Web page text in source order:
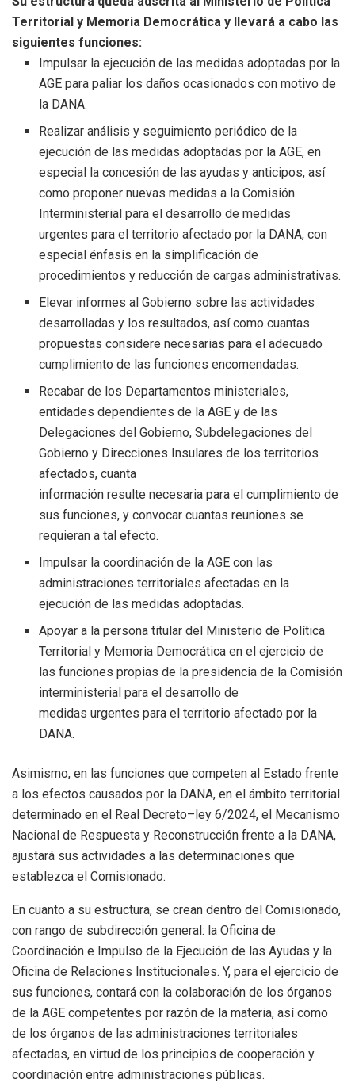
Territorial y Memoria Democrática y llevará a cabo las
siguientes funciones:
Impulsar la ejecución de las medidas adoptadas por la
AGE para paliar los daños ocasionados con motivo de
la DANA.
Realizar análisis y seguimiento periódico de la
ejecución de las medidas adoptadas por la AGE, en
especial la concesión de las ayudas y anticipos, así
como proponer nuevas medidas a la Comisión
Interministerial para el desarrollo de medidas
urgentes para el territorio afectado por la DANA, con
especial énfasis en la simplificación de
procedimientos y reducción de cargas administrativas.
Elevar informes al Gobierno sobre las actividades
desarrolladas y los resultados, así como cuantas
propuestas considere necesarias para el adecuado
cumplimiento de las funciones encomendadas.
Recabar de los Departamentos ministeriales,
entidades dependientes de la AGE y de las
Delegaciones del Gobierno, Subdelegaciones del
Gobierno y Direcciones Insulares de los territorios
afectados, cuanta
información resulte necesaria para el cumplimiento de
sus funciones, y convocar cuantas reuniones se
requieran a tal efecto.
Impulsar la coordinación de la AGE con las
administraciones territoriales afectadas en la
ejecución de las medidas adoptadas.
Apoyar a la persona titular del Ministerio de Política
Territorial y Memoria Democrática en el ejercicio de
las funciones propias de la presidencia de la Comisión
interministerial para el desarrollo de
medidas urgentes para el territorio afectado por la
DANA.
Asimismo, en las funciones que competen al Estado frente
a los efectos causados por la DANA, en el ámbito territorial
determinado en el Real Decreto–ley 6/2024, el Mecanismo
Nacional de Respuesta y Reconstrucción frente a la DANA,
ajustará sus actividades a las determinaciones que
establezca el Comisionado.
En cuanto a su estructura, se crean dentro del Comisionado,
con rango de subdirección general: la Oficina de
Coordinación e Impulso de la Ejecución de las Ayudas y la
Oficina de Relaciones Institucionales. Y, para el ejercicio de
sus funciones, contará con la colaboración de los órganos
de la AGE competentes por razón de la materia, así como
de los órganos de las administraciones territoriales
afectadas, en virtud de los principios de cooperación y
coordinación entre administraciones públicas.